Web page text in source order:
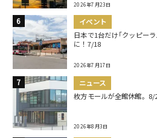
2026年7月23日
イベント
日本で1台だけ｢クッピー
に！7/18
2026年7月17日
ニュース
枚方モールが全館休館。8/
2026年8月3日